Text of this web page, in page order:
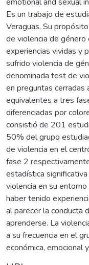
Es un trabajo de
Veraguas. Su
de violencia de
experiencias vividas y
sufrido violencia de
denominada test de
en preguntas cerradas
equivalentes a tres
diferenciadas por
consistió de 201
50% del grupo
de violencia en el
fase 2
estadística
violencia en su
haber tenido
al parecer la conducta
aprenderse. La
a su frecuencia en el
económica, emocional